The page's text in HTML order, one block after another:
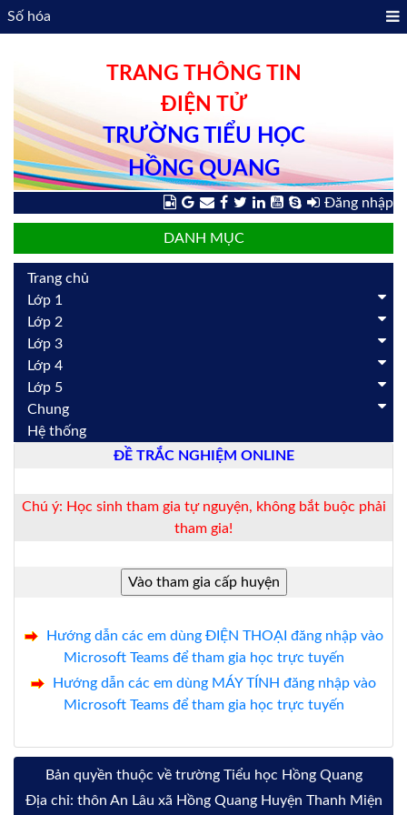
Số hóa
TRANG THÔNG TIN
ĐIỆN TỬ
TRƯỜNG TIỂU HỌC
HỒNG QUANG
Đăng nhập
DANH MỤC
Trang chủ
Lớp 1
Lớp 2
Lớp 3
Lớp 4
Lớp 5
Chung
Hệ thống
ĐỀ TRẮC NGHIỆM ONLINE
Chú ý: Học sinh tham gia tự nguyện, không bắt buộc phải
tham gia!
Hướng dẫn các em dùng ĐIỆN THOẠI đăng nhập vào
Microsoft Teams để tham gia học trực tuyến
Hướng dẫn các em dùng MÁY TÍNH đăng nhập vào
Microsoft Teams để tham gia học trực tuyến
Bản quyền thuộc về trường Tiểu học Hồng Quang
Địa chỉ: thôn An Lâu xã Hồng Quang Huyện Thanh Miện